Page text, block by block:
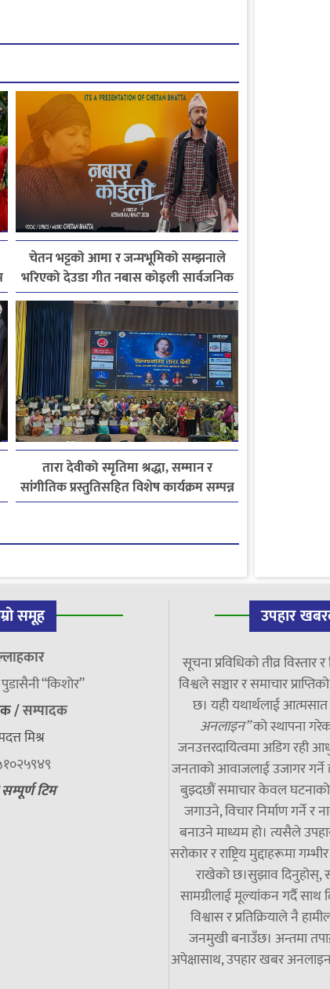
चेतन भट्टको आमा र जन्मभूमिको सम्झनाले
भरिएको देउडा गीत नबास कोइली सार्वजनिक
तारा देवीको स्मृतिमा श्रद्धा, सम्मान र
सांगीतिक प्रस्तुतिसहित विशेष कार्यक्रम सम्पन्न
समूह
“किशाेर”
/सम्पादक
मिश्र
सम्पूर्ण टिम
उपहार
सूचना प्रविधिको तीव्र
विश्वले सञ्चार र समाचार
छ। यही यथार्थलाई आत्मसात
अनलाइन”को स्थापना
जनउत्तरदायित्वमा अडिग रही
जनताको आवाजलाई उजागर
बुझ्दछौं समाचार केवल
जगाउने, विचार निर्माण गर्ने र
बनाउने माध्यम हो। त्यसैले
सरोकार र राष्ट्रिय मुद्दाहरूमा
राखेको छ।सुझाव दिनुहोस्,
सामग्रीलाई मूल्यांकन गर्दै
विश्वास र प्रतिक्रियाले नै
जनमुखी बनाउँछ। अन्तमा
अपेक्षासाथ, उपहार खबर